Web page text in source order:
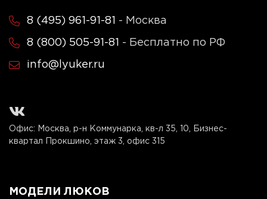
8 (495) 961-91-81 - Москва
8 (800) 505-91-81 - Бесплатно по РФ
info@lyuker.ru
Офис: Москва, р-н Коммунарка, кв-л 35, 10, Бизнес-
квартал Прокшино, этаж 3, офис 315
МОДЕЛИ ЛЮКОВ